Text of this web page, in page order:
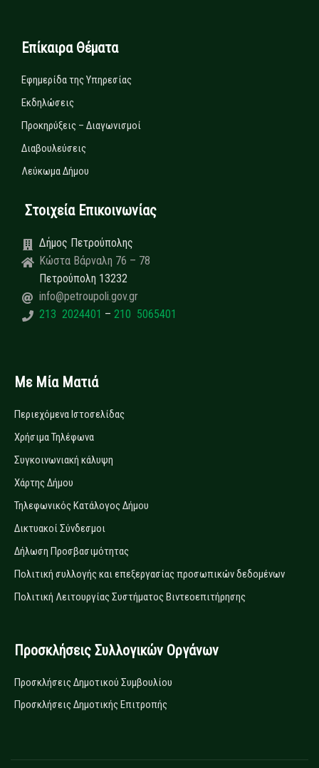
Επίκαιρα Θέματα
Εφημερίδα της Υπηρεσίας
Εκδηλώσεις
Προκηρύξεις – Διαγωνισμοί
Διαβουλεύσεις
Λεύκωμα Δήμου
Στοιχεία Επικοινωνίας
Δήμος Πετρούπολης
Κώστα Βάρναλη 76 – 78
Πετρούπολη 13232
info@petroupoli.gov.gr
213 2024401 – 210 5065401
Με Μία Ματιά
Περιεχόμενα Ιστοσελίδας
Χρήσιμα Τηλέφωνα
Συγκοινωνιακή κάλυψη
Χάρτης Δήμου
Τηλεφωνικός Κατάλογος Δήμου
Δικτυακοί Σύνδεσμοι
Δήλωση Προσβασιμότητας
Πολιτική συλλογής και επεξεργασίας προσωπικών δεδομένων
Πολιτική Λειτουργίας Συστήματος Βιντεοεπιτήρησης
Προσκλήσεις Συλλογικών Οργάνων
Προσκλήσεις Δημοτικού Συμβουλίου
Προσκλήσεις Δημοτικής Επιτροπής